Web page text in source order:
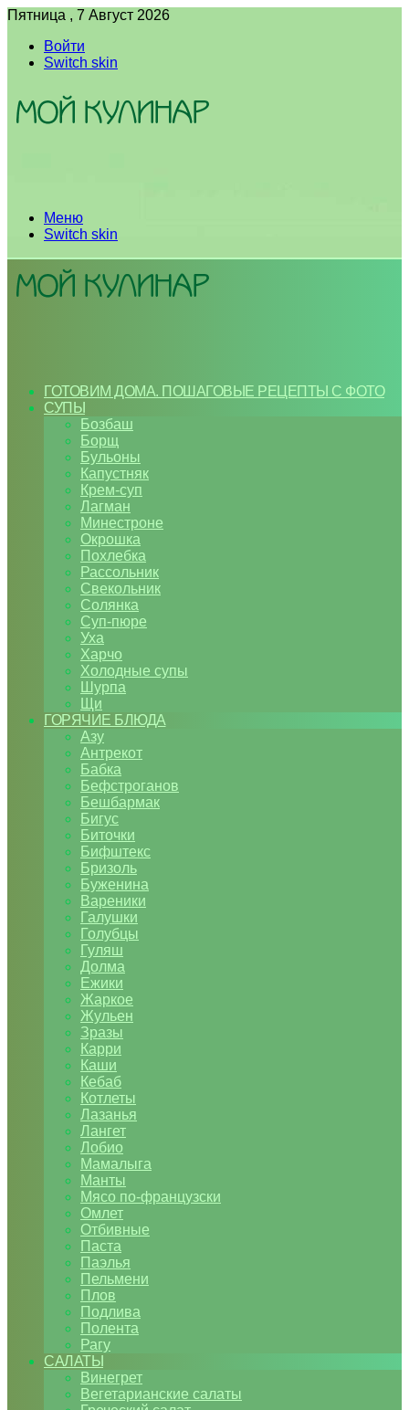
Пятница , 7 Август 2026
Войти
Switch skin
Меню
Switch skin
ГОТОВИМ ДОМА. ПОШАГОВЫЕ РЕЦЕПТЫ С ФОТО
СУПЫ
Бозбаш
Борщ
Бульоны
Капустняк
Крем-суп
Лагман
Минестроне
Окрошка
Похлебка
Рассольник
Свекольник
Солянка
Суп-пюре
Уха
Харчо
Холодные супы
Шурпа
Щи
ГОРЯЧИЕ БЛЮДА
Азу
Антрекот
Бабка
Бефстроганов
Бешбармак
Бигус
Биточки
Бифштекс
Бризоль
Буженина
Вареники
Галушки
Голубцы
Гуляш
Долма
Ежики
Жаркое
Жульен
Зразы
Карри
Каши
Кебаб
Котлеты
Лазанья
Лангет
Лобио
Мамалыга
Манты
Мясо по-французски
Омлет
Отбивные
Паста
Паэлья
Пельмени
Плов
Подлива
Полента
Рагу
САЛАТЫ
Винегрет
Вегетарианские салаты